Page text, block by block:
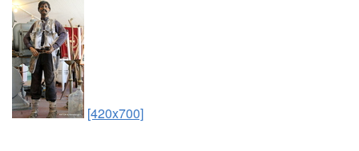
[420x700]